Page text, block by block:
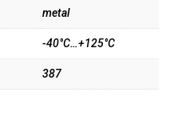
metal
-40°C…+125°C
387